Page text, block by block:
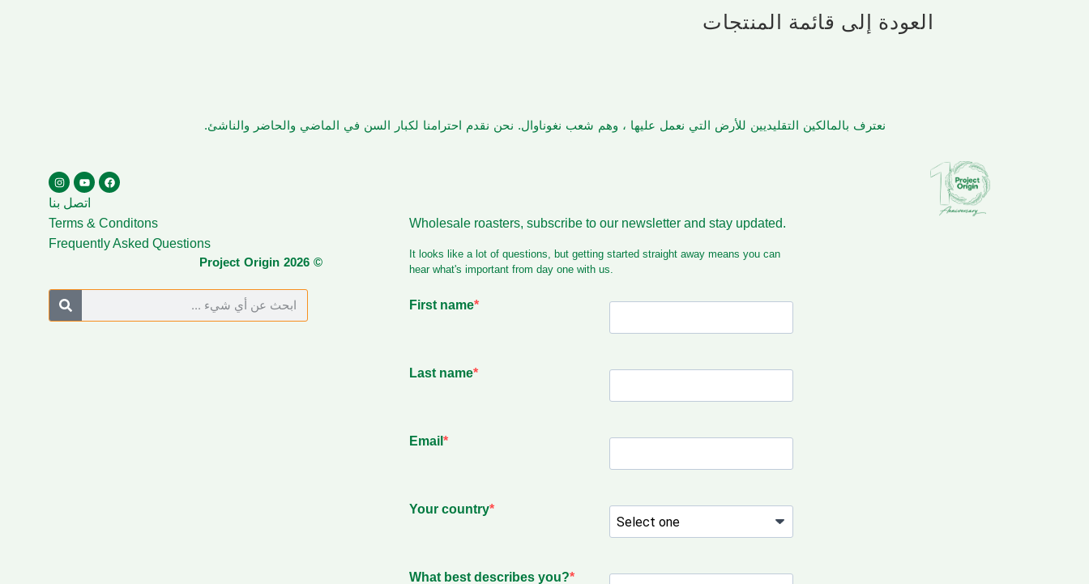
العودة إلى قائمة المنتجات
نعترف بالمالكين التقليديين للأرض التي نعمل عليها ، وهم شعب نغوناوال. نحن نقدم احترامنا لكبار السن في الماضي والحاضر والناشئ.
اتصل بنا
Terms & Conditons
Frequently Asked Questions
© Project Origin 2026